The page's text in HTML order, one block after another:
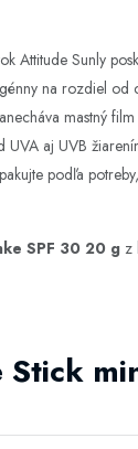
Attitude Sunly
na rozdiel
mastný
aj UVB
podľa
SPF 30 20 g z